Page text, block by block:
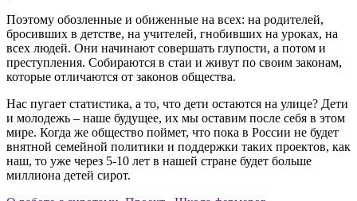
Поэтому обозленные и обиженные на всех: на родителей,
бросивших в детстве, на учителей, гнобивших на уроках, на
всех людей. Они начинают совершать глупости, а потом и
преступления. Собираются в стаи и живут по своим законам,
которые отличаются от законов общества.
Нас пугает статистика, а то, что дети остаются на улице? Дети
и молодежь – наше будущее, их мы оставим после себя в этом
мире. Когда же общество поймет, что пока в России не будет
внятной семейной политики и поддержки таких проектов, как
наш, то уже через 5-10 лет в нашей стране будет больше
миллиона детей сирот.